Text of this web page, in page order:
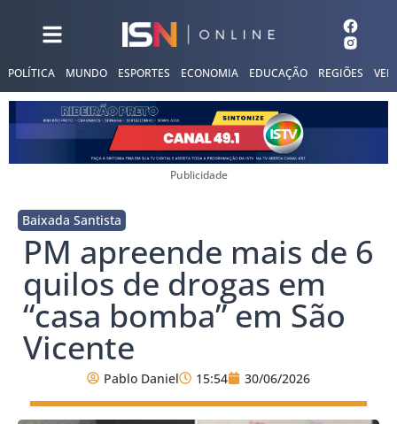
POLÍTICA MUNDO ESPORTES ECONOMIA EDUCAÇÃO REGIÕES
Publicidade
Baixada Santista
PM apreende mais de 6
quilos de drogas em
“casa bomba” em São
Vicente
Pablo Daniel 15:54 30/06/2026